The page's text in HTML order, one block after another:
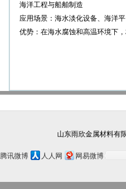
海洋工程与船舶制造
应用场景：海水淡化设备、海洋
优势：在海水腐蚀和高温环境下
山东雨欣金属材料有
腾讯微博 人人网 网易微博